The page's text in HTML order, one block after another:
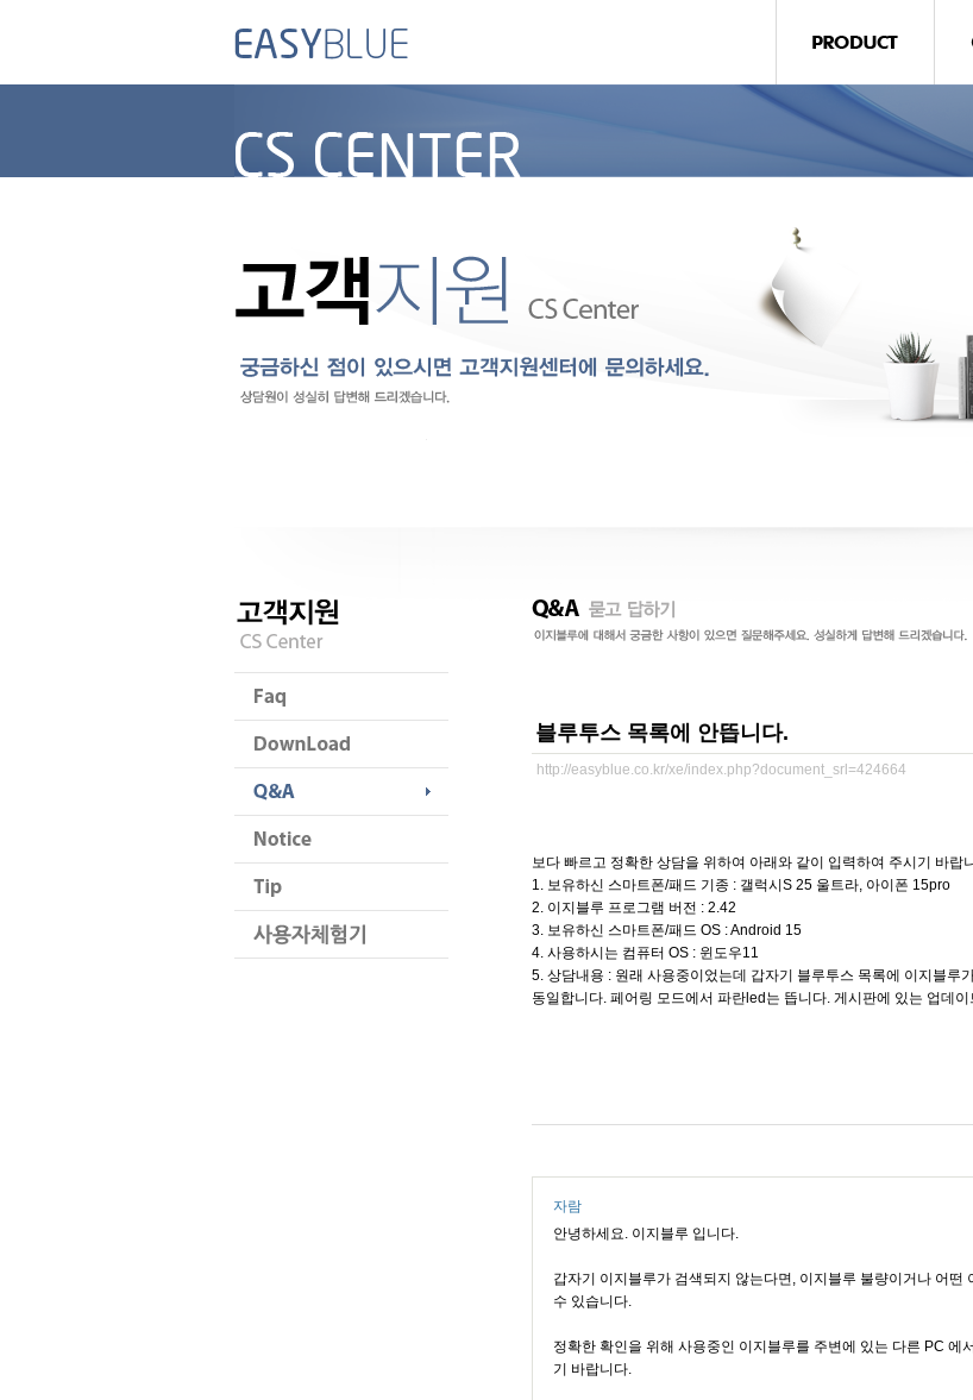
블루투스 목록에 안뜹니다.
http://easyblue.co.kr/xe/index.php?document_srl=424664
보다 빠르고 정확한 상담을 위하여 아래와 같이 입력하여 주시기 바랍
1. 보유하신 스마트폰/패드 기종 : 갤럭시S 25 울트라, 아이폰 15pro
2. 이지블루 프로그램 버전 : 2.42
3. 보유하신 스마트폰/패드 OS : Android 15
4. 사용하시는 컴퓨터 OS : 윈도우11
5. 상담내용 : 원래 사용중이었는데 갑자기 블루투스 목록에 이지블루
동일합니다. 페어링 모드에서 파란led는 뜹니다. 게시판에 있는 업데
자람
안녕하세요. 이지블루 입니다.
갑자기 이지블루가 검색되지 않는다면, 이지블루 불량이거나 어
수 있습니다.
정확한 확인을 위해 사용중인 이지블루를 주변에 있는 다른 PC 에
기 바랍니다.